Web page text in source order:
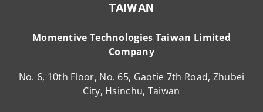
TAIWAN
Momentive Technologies Taiwan Limited
Company
No. 6, 10th Floor, No. 65, Gaotie 7th Road, Zhubei
City, Hsinchu, Taiwan